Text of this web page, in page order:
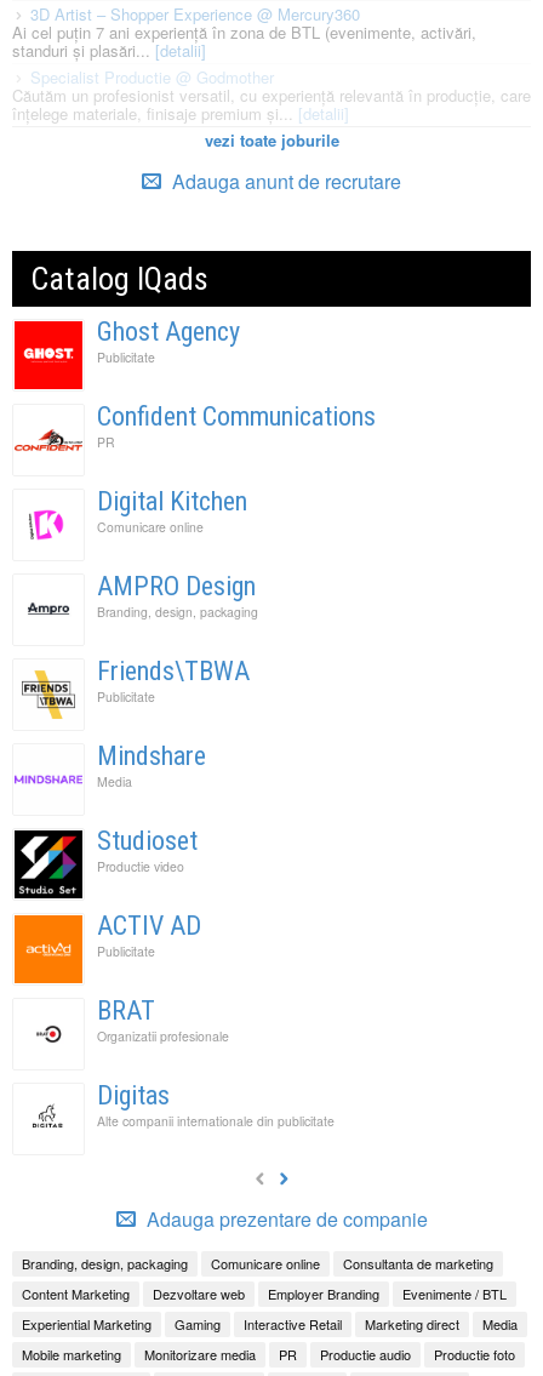
3D Artist – Shopper Experience @ Mercury360
Ai cel puțin 7 ani experiență în zona de BTL (evenimente, activări,
standuri și plasări...[detalii]
Specialist Productie @ Godmother
Căutăm un profesionist versatil, cu experiență relevantă în producție, care
înțelege materiale, finisaje premium și... [detalii]
vezi toate joburile
Adauga anunt de recrutare
Catalog IQads
Ghost Agency
Publicitate
Confident Communications
PR
Digital Kitchen
Comunicare online
AMPRO Design
Branding, design, packaging
Friends\TBWA
Publicitate
Mindshare
Media
Studioset
Productie video
ACTIV AD
Publicitate
BRAT
Organizatii profesionale
Digitas
Alte companii internationale din publicitate
Adauga prezentare de companie
Branding, design, packaging Comunicare online
Consultanta de marketing
Content Marketing
Dezvoltare web Employer Branding
Evenimente / BTL
Experiential Marketing
Gaming Interactive Retail Marketing direct
Media
Mobile marketing
Monitorizare media PR Productie audio
Productie foto